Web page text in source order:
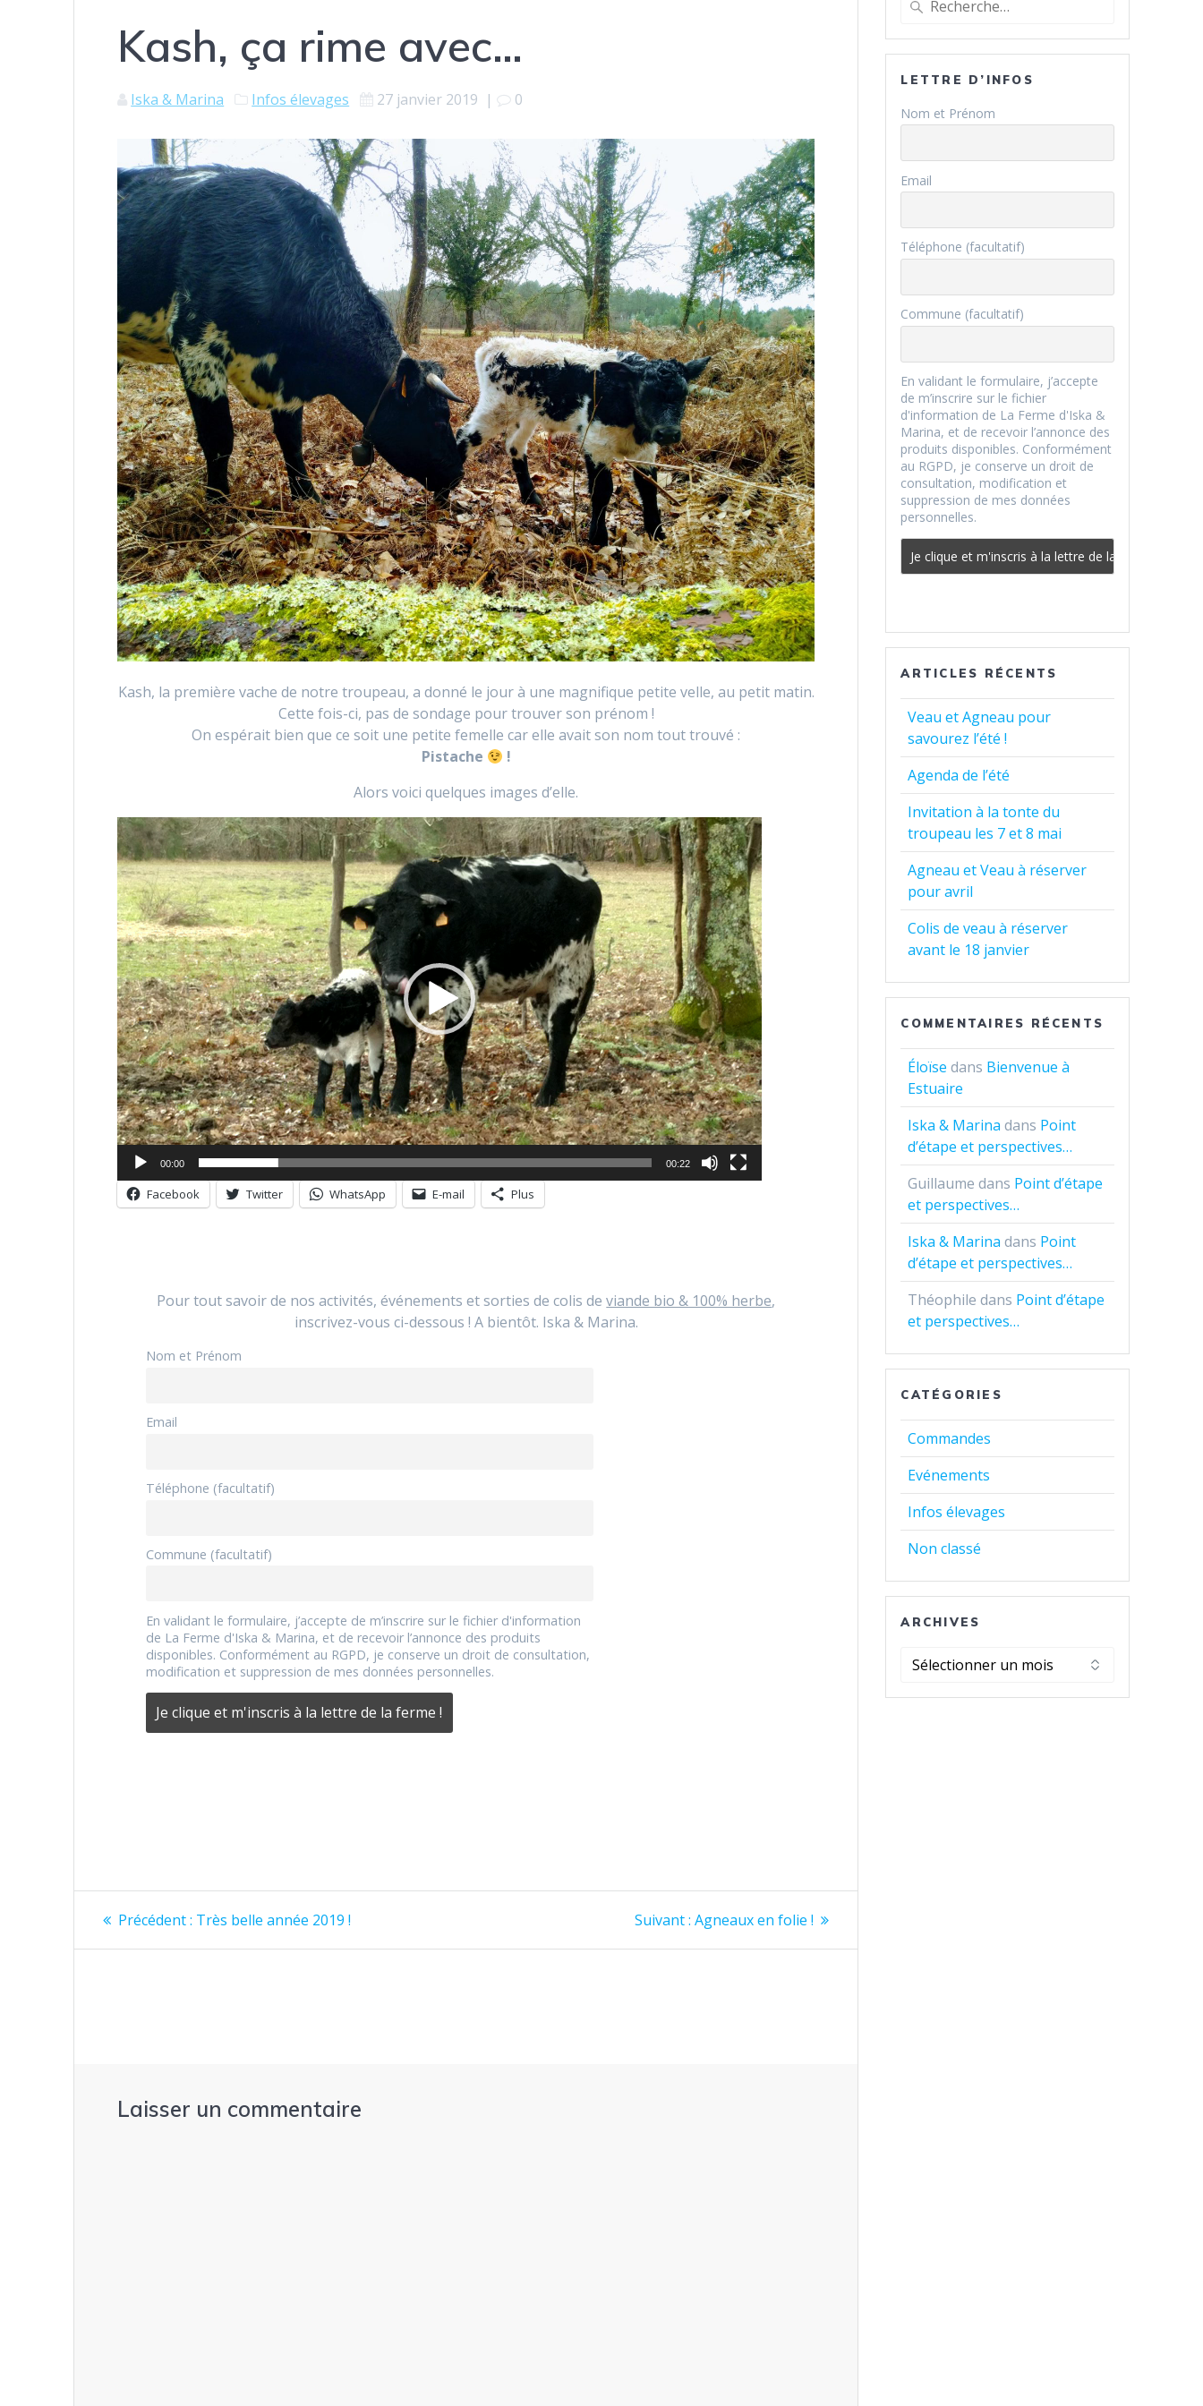
Kash, ça rime avec…
Iska & Marina Infos élevages 27 janvier 2019 | 0
Kash, la première vache de notre troupeau, a donné le jour à une magnifique petite velle, au petit matin.
Cette fois-ci, pas de sondage pour trouver son prénom !
On espérait bien que ce soit une petite femelle car elle avait son nom tout trouvé :
Pistache
!
Alors voici quelques images d’elle.
Lecteur
vidéo
00:00 00:22
Facebook Twitter WhatsApp E-mail Plus
Pour tout savoir de nos activités, événements et sorties de colis deviande bio & 100% herbe,
inscrivez-vous ci-dessous ! A bientôt. Iska & Marina.
Nom et Prénom
Email
Téléphone (facultatif)
Commune (facultatif)
En validant le formulaire, j’accepte de m’inscrire sur le fichier d'information
de La Ferme d'Iska & Marina, et de recevoir l’annonce des produits
disponibles. Conformément au RGPD, je conserve un droit de consultation,
modification et suppression de mes données personnelles.
Navigation
de
Précédent : Article
Très belle année 2019 ! Suivant : Article
Agneaux en folie !
Laisser un commentaire
pour
:
LETTRE D’INFOS
Nom et Prénom
Email
Téléphone (facultatif)
Commune (facultatif)
En validant le formulaire, j’accepte
de m’inscrire sur le fichier
d'information de La Ferme d'Iska &
Marina, et de recevoir l’annonce des
produits disponibles. Conformément
au RGPD, je conserve un droit de
consultation, modification et
suppression de mes données
personnelles.
ARTICLES RÉCENTS
Veau et Agneau pour
savourez l’été !
Agenda de l’été
Invitation à la tonte du
troupeau les 7 et 8 mai
Agneau et Veau à réserver
pour avril
Colis de veau à réserver
avant le 18 janvier
COMMENTAIRES RÉCENTS
Éloïse dans Bienvenue à
Estuaire
Iska & Marina dans Point
d’étape et perspectives…
Guillaume dans Point d’étape
et perspectives…
Iska & Marina dans Point
d’étape et perspectives…
Théophile dans Point d’étape
et perspectives…
CATÉGORIES
Commandes
Evénements
Infos élevages
Non classé
ARCHIVES
Archives